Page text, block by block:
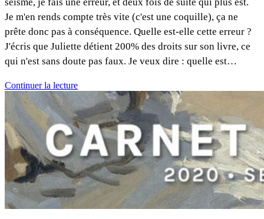
Je m'en rends compte très vite (c'est une coquille), ça ne
prête donc pas à conséquence. Quelle est-elle cette erreur ?
J'écris que Juliette détient 200% des droits sur son livre, ce
qui n'est sans doute pas faux. Je veux dire : quelle est…
Continuer la lecture